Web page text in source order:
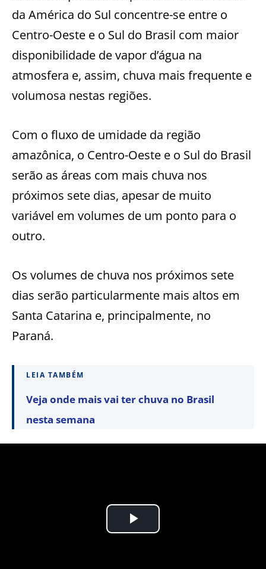
da América do Sul concentre-se entre o
Centro-Oeste e o Sul do Brasil com maior
disponibilidade de vapor d’água na
atmosfera e, assim, chuva mais frequente e
volumosa nestas regiões.
Com o fluxo de umidade da região
amazônica, o Centro-Oeste e o Sul do Brasil
serão as áreas com mais chuva nos
próximos sete dias, apesar de muito
variável em volumes de um ponto para o
outro.
Os volumes de chuva nos próximos sete
dias serão particularmente mais altos em
Santa Catarina e, principalmente, no
Paraná.
LEIA TAMBÉM
Veja onde mais vai ter chuva no Brasil
nesta semana